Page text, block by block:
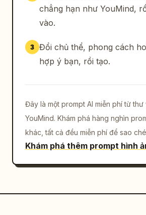
chẳng hạn như YouMind,
vào.
3 Đổi chủ thể, phong cách
hợp ý bạn, rồi tạo.
Đây là một prompt AI miễn phí từ
YouMind. Khám phá hàng nghìn
khác, tất cả đều miễn phí để sao
Khám phá thêm prompt hình